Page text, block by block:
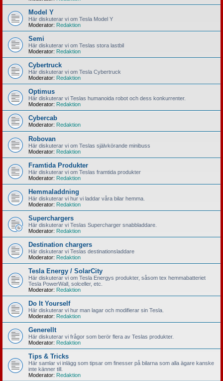
Model Y
Här diskuterar vi om Tesla Model Y
Moderator: Redaktion
Semi
Här diskuterar vi om Teslas stora lastbil
Moderator: Redaktion
Cybertruck
Här diskuterar vi om Tesla Cybertruck
Moderator: Redaktion
Optimus
Här diskuterar vi Teslas humanoida robot och dess konkurrenter.
Moderator: Redaktion
Cybercab
Moderator: Redaktion
Robovan
Här diskuterar vi om Teslas självkörande minibuss
Moderator: Redaktion
Framtida Produkter
Här diskuterar vi om Teslas framtida produkter
Moderator: Redaktion
Hemmaladdning
Här diskuterar vi hur vi laddar våra bilar hemma.
Moderator: Redaktion
Superchargers
Här diskuterar vi Teslas Supercharger snabbladdare.
Moderator: Redaktion
Destination chargers
Här diskuterar vi Teslas destinationsladdare
Moderator: Redaktion
Tesla Energy / SolarCity
Här diskuterar vi om Tesla Energys produkter, såsom tex hemmabatteriet
Tesla PowerWall, solceller, etc.
Moderator: Redaktion
Do It Yourself
Här diskuterar vi hur man lagar och modifierar sin Tesla.
Moderator: Redaktion
Generellt
Här diskuterar vi frågor som berör flera av Teslas produkter.
Moderator: Redaktion
Tips & Tricks
Här samlar vi inlägg som tipsar om finesser på bilarna som alla ägare kanske
inte känner till.
Moderator: Redaktion